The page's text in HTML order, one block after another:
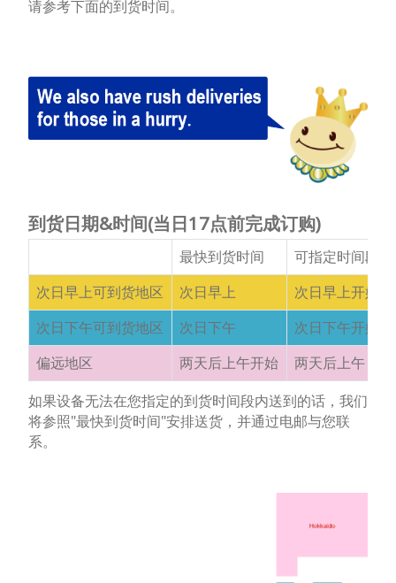
请参考下面的到货时间。
到货日期&时间(当日17点前完成订购)
最快到货时间
可指定时间段
次日早上可到货地区
次日早上
次日早上开始
次日下午可到货地区
次日下午
次日下午开始
偏远地区
两天后上午开始
两天后上午
如果设备无法在您指定的到货时间段内送到的话，我们
将参照"最快到货时间"安排送货，并通过电邮与您联
系。